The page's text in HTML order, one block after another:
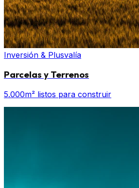
Inversión & Plusvalía
Parcelas y Terrenos
5.000m² listos para construir